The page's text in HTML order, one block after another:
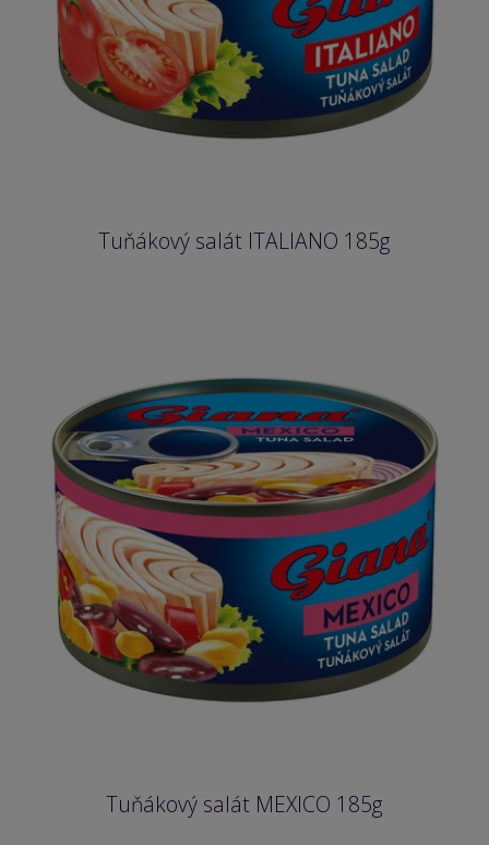
Tuňákový salát ITALIANO 185g
Tuňákový salát MEXICO 185g